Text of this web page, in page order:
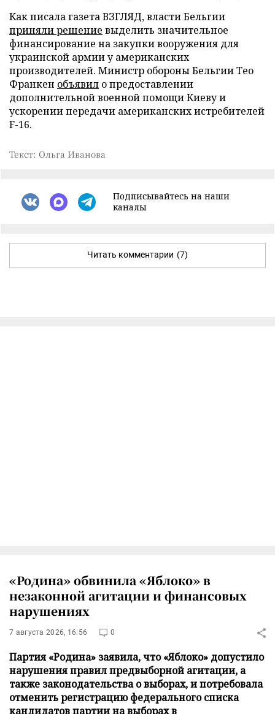
Как писала газета ВЗГЛЯД, власти Бельгии
приняли решение выделить значительное
финансирование на закупки вооружения для
украинской армии у американских
производителей. Министр обороны Бельгии Тео
Франкен объявил о предоставлении
дополнительной военной помощи Киеву и
ускорении передачи американских истребителей
F-16.
Текст: Ольга Иванова
Подписывайтесь на наши
каналы
Читать комментарии (7)
«Родина» обвинила «Яблоко» в
незаконной агитации и финансовых
нарушениях
7 августа 2026, 16:56 0
Партия «Родина» заявила, что «Яблоко» допустило
нарушения правил предвыборной агитации, а
также законодательства о выборах, и потребовала
отменить регистрацию федерального списка
кандидатов партии на выборах в